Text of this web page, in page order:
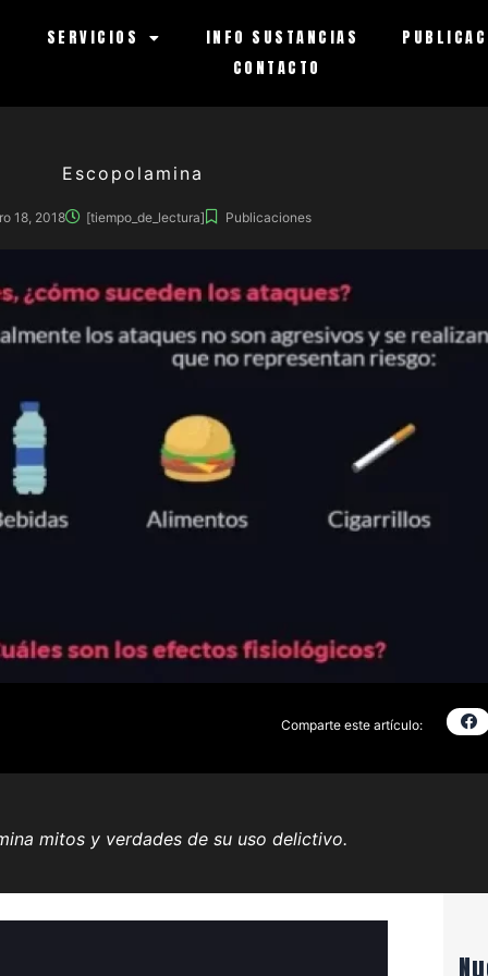
SERVICIOS INFO SUSTANCIAS
CONTACTO
Escopolamina
18, 2018 [tiempo_de_lectura] Publicaciones
Comparte este artículo:
mitos y verdades de su uso delictivo.